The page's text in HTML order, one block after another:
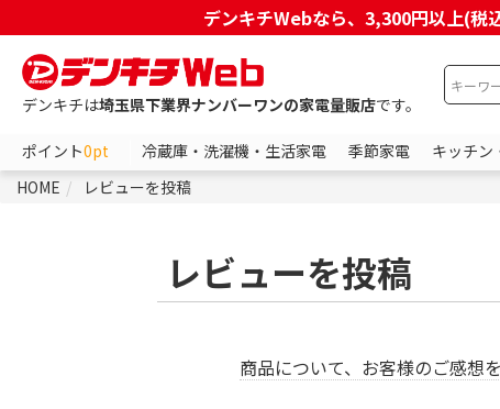
デンキチWebなら、3,300円以上(税
デンキチは埼玉県下業界ナンバーワンの家電量販店です。
ポイント0pt 冷蔵庫・洗濯機・生活家電 季節家電 キッチン
HOME
レビューを投稿
レビューを投稿
商品について、お客様のご感想